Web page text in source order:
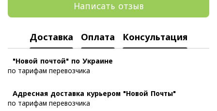
Написать отзыв
Доставка Оплата Консультация
"Новой почтой" по Украине
по тарифам перевозчика
Адресная доставка курьером "Новой Почты"
по тарифам перевозчика